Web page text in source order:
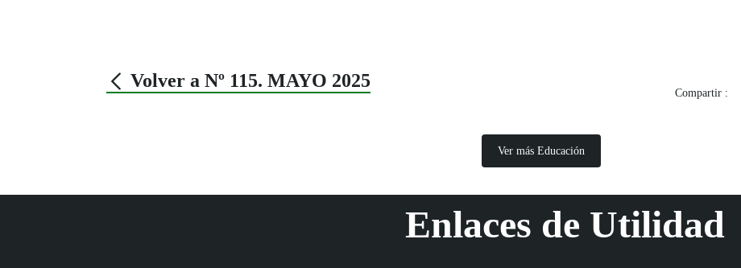
Volver a Nº 115. MAYO 2025
Compartir :
Ver más Educación
Enlaces de Utilidad